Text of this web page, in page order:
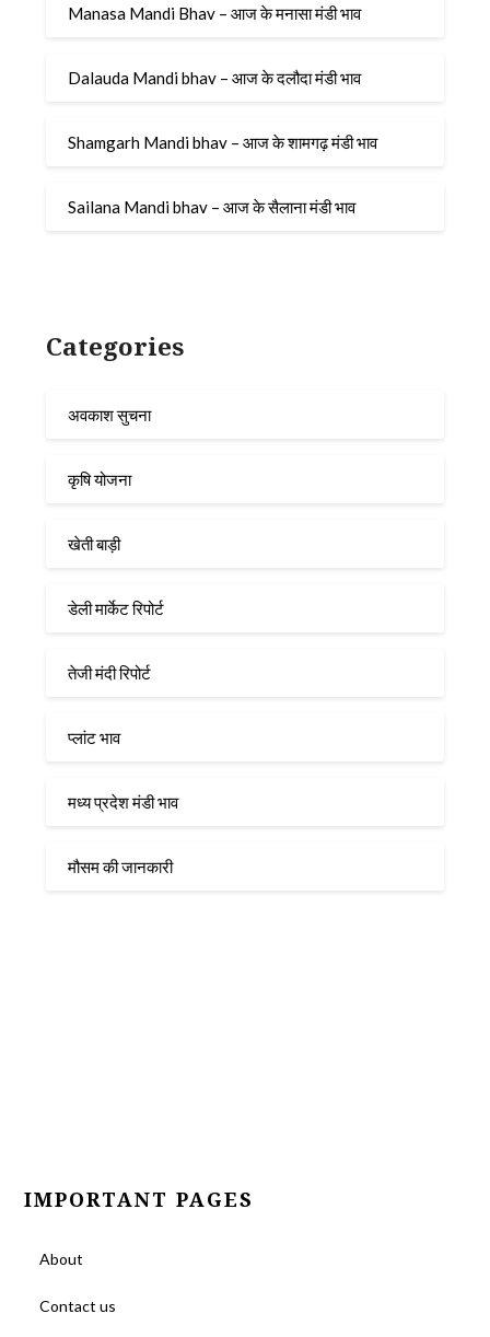
Manasa Mandi Bhav – आज के मनासा मंडी भाव
Dalauda Mandi bhav – आज के दलौदा मंडी भाव
Shamgarh Mandi bhav – आज के शामगढ़ मंडी भाव
Sailana Mandi bhav – आज के सैलाना मंडी भाव
Categories
अवकाश सुचना
कृषि योजना
खेती बाड़ी
डेली मार्केट रिपोर्ट
तेजी मंदी रिपोर्ट
प्लांट भाव
मध्य प्रदेश मंडी भाव
मौसम की जानकारी
IMPORTANT PAGES
About
Contact us